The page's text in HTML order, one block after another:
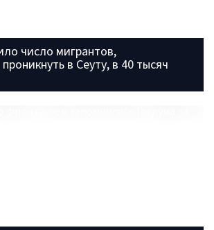
число мигрантов,
в Сеуту, в 40 тысяч